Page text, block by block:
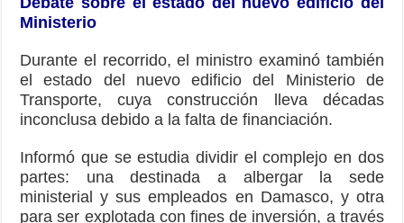
Ministerio
Durante el recorrido, el ministro examinó también
el estado del nuevo edificio del Ministerio de
Transporte, cuya construcción lleva décadas
inconclusa debido a la falta de financiación.
Informó que se estudia dividir el complejo en dos
partes: una destinada a albergar la sede
ministerial y sus empleados en Damasco, y otra
para ser explotada con fines de inversión, a través